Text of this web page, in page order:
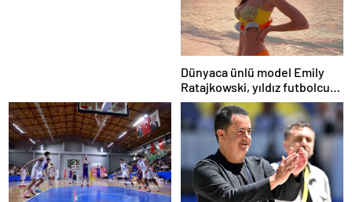
Dünyaca ünlü model Emily
Ratajkowski, yıldız futbolcuya
hayranlığını ilan etti